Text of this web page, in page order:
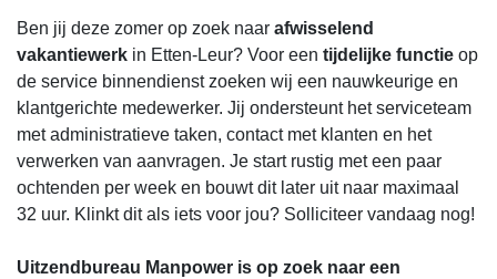
Ben jij deze zomer op zoek naar afwisselend
vakantiewerk in Etten-Leur? Voor een tijdelijke functie op
de service binnendienst zoeken wij een nauwkeurige en
klantgerichte medewerker. Jij ondersteunt het serviceteam
met administratieve taken, contact met klanten en het
verwerken van aanvragen. Je start rustig met een paar
ochtenden per week en bouwt dit later uit naar maximaal
32 uur. Klinkt dit als iets voor jou? Solliciteer vandaag nog!
Uitzendbureau Manpower is op zoek naar een